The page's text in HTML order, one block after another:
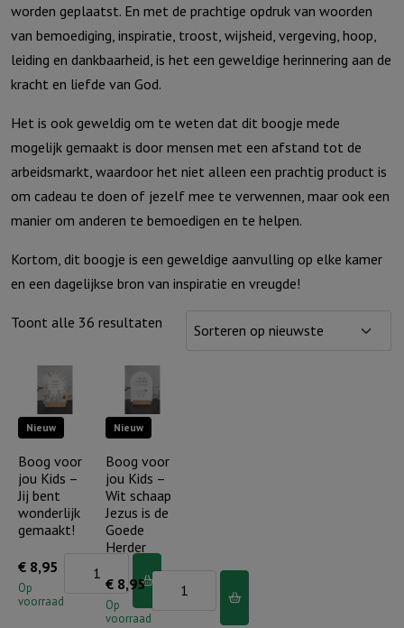
worden geplaatst. En met de prachtige opdruk van woorden
van bemoediging, inspiratie, troost, wijsheid, vergeving, hoop,
leiding en dankbaarheid, is het een geweldige herinnering aan de
kracht en liefde van God.
Het is ook geweldig om te weten dat dit boogje mede
mogelijk gemaakt is door mensen met een afstand tot de
arbeidsmarkt, waardoor het niet alleen een prachtig product is
om cadeau te doen of jezelf mee te verwennen, maar ook een
manier om anderen te bemoedigen en te helpen.
Kortom, dit boogje is een geweldige aanvulling op elke kamer
en een dagelijkse bron van inspiratie en vreugde!
Toont alle 36 resultaten
Nieuw
Boog voor
jou Kids –
Jij bent
wonderlijk
gemaakt!
€ 8,95
Op
voorraad
Nieuw
Boog voor
jou Kids –
Wit schaap
Jezus is de
Goede
Herder
€ 8,95
Op
voorraad
Boog
voor